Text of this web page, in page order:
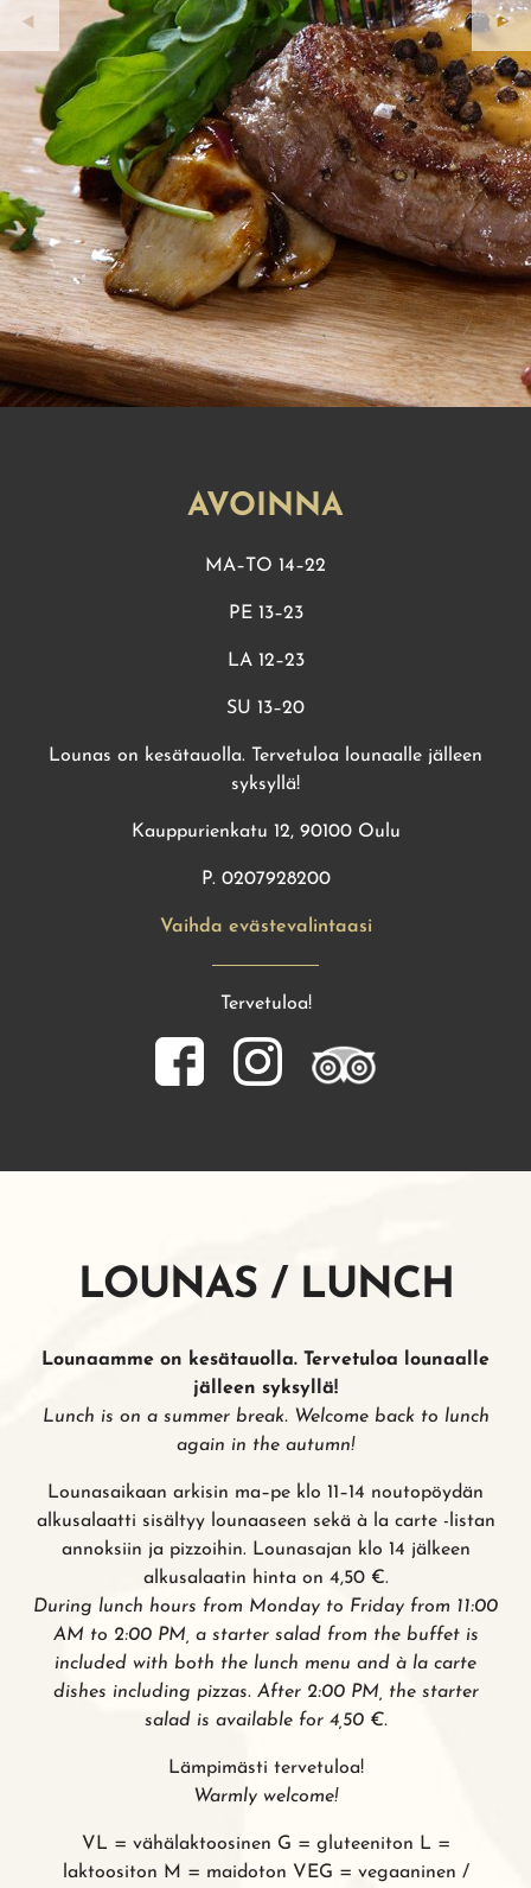
AVOINNA
MA–TO 14–22
PE 13–23
LA 12–23
SU 13–20
Lounas on kesätauolla. Tervetuloa lounaalle jälleen
syksyllä!
Kauppurienkatu 12, 90100 Oulu
P. 0207928200
Vaihda evästevalintaasi
Tervetuloa!
LOUNAS / LUNCH
Lounaamme on kesätauolla. Tervetuloa lounaalle
jälleen syksyllä!
Lunch is on a summer break. Welcome back to lunch
again in the autumn!
Lounasaikaan arkisin ma–pe klo 11–14 noutopöydän
alkusalaatti sisältyy lounaaseen sekä à la carte -listan
annoksiin ja pizzoihin. Lounasajan klo 14 jälkeen
alkusalaatin hinta on 4,50 €.
During lunch hours from Monday to Friday from 11:00
AM to 2:00 PM , a starter salad from the buffet is
included with both the lunch menu and à la carte
dishes including pizzas. After 2:00 PM, the starter
salad is available for 4,50 €.
Lämpimästi tervetuloa!
Warmly welcome!
VL = vähälaktoosinen G = gluteeniton L =
laktoositon M = maidoton VEG = vegaaninen /